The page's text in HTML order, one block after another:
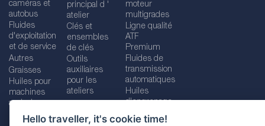
Hello traveller, it's cookie time!
caméras et
autobus
Fluides
d'exploitation
et de service
Autres
Graisses
Huiles pour
machines
agricoles
principal d '
atelier
Clés et
ensembles
de clés
Outils
auxiliaires
pour les
ateliers
moteur
multigrades
Ligne qualité
ATF
Premium
Fluides de
transmission
automatiques
Huiles
d'engrenage